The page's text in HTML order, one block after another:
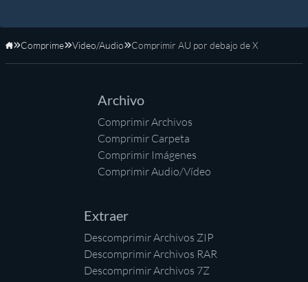
Inicio
Comprime Video/Audio Comprimir AU por debajo de X
Archivo
Comprimir Archivos
Comprimir Carpeta
Comprimir Imágenes
Comprimir Audio/Vídeo
Extraer
Descomprimir Archivos ZIP
Descomprimir Archivos RAR
Descomprimir Archivos 7Z